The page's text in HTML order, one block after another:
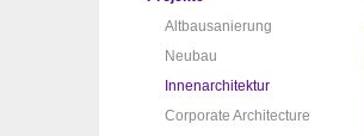
Altbausanierung
Neubau
Innenarchitektur
Corporate Architecture